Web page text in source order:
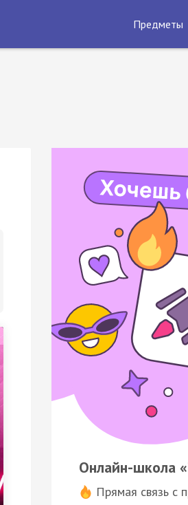
Предметы
Онлайн-школа
Прямая связь с